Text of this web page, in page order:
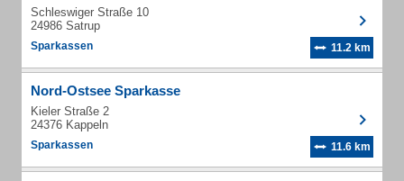
Schleswiger Straße 10
24986 Satrup
Sparkassen 11.2 km
Nord-Ostsee Sparkasse
Kieler Straße 2
24376 Kappeln
Sparkassen 11.6 km